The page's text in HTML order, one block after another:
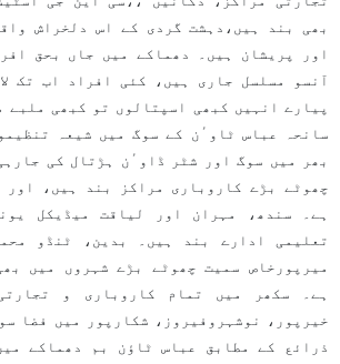
بھی بند ہیں،دہشت گردی کے اس دلخراش
اور پریشان ہیں۔ دھماکے میں جاں بحق
آنسو مسلسل جاری ہیں، کئی افراد اب تک
پیارے انہیں کبھی اسپتالوں تو کبھی ملبے
سانحہ عباس ٹاوٴن کے سوگ میں شیعہ
بھر میں سوگ اور شٹر ڈاوٴن ہڑتال کی
چھوٹے بڑے کاروباری مراکز بند ہیں، اور
ہے۔ سندھ، مہران اور لیاقت میڈیکل
تعلیمی ادارے بند ہیں۔ بدین، ٹنڈو
میرپورخاص سمیت چھوٹے بڑے شہروں میں
ہے۔ سکھر میں تمام کاروباری و
خیرپور، نوشہروفیروز، شکارپور میں فضا
ذرائع کے مطابق عباس ٹاؤن بم دھماکے